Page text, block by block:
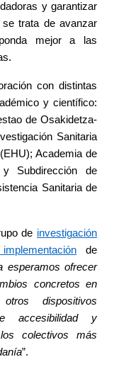
y garantizar
se trata de avanzar
mejor a las
con distintas
y científico:
de Osakidetza-
Sanitaria
Academia de
Subdirección de
Sanitaria de
de investigación
de
esperamos ofrecer
concretos en
dispositivos
accesibilidad y
colectivos más
”.